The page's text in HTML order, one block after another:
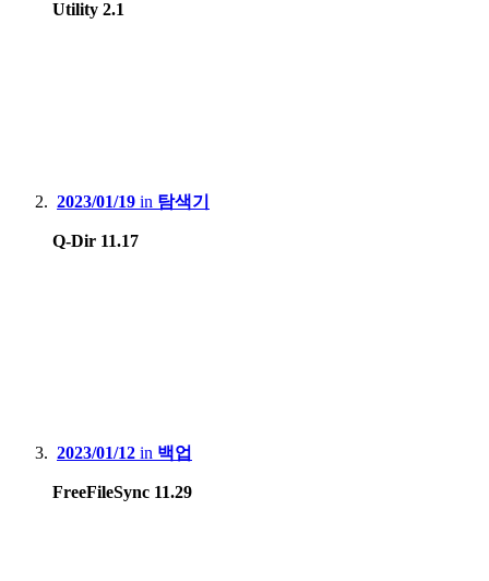
Utility 2.1
2023/01/19 in 탐색기
Q-Dir 11.17
2023/01/12 in 백업
FreeFileSync 11.29